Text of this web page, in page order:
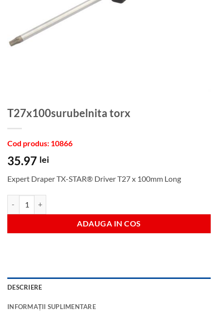
t27x100surubelnita torx
Cod produs: 10866
35.97 lei
Expert Draper TX-STAR® Driver T27 x 100mm Long
ADAUGA IN COS
DESCRIERE
INFORMAȚII SUPLIMENTARE